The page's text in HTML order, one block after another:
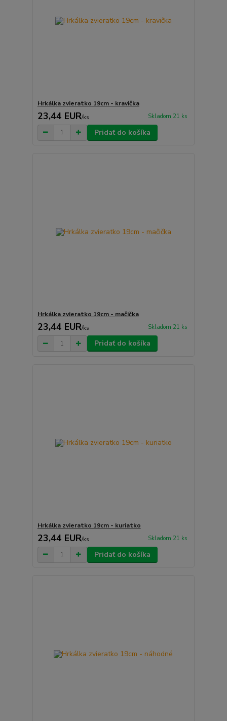
Hrkálka zvieratko 19cm - kravička
23,44 EUR/ks Skladom 21 ks
Pridať do košíka
Hrkálka zvieratko 19cm - mačička
23,44 EUR/ks Skladom 21 ks
Pridať do košíka
Hrkálka zvieratko 19cm - kuriatko
23,44 EUR/ks Skladom 21 ks
Pridať do košíka